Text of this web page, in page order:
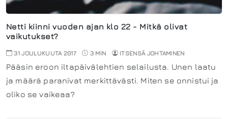
Netti kiinni vuoden ajan klo 22 - Mitkä olivat
vaikutukset?
31 JOULUKUUTA 2017 3 MIN ITSENSÄ JOHTAMINEN
Pääsin eroon iltapäivälehtien selailusta. Unen laatu
ja määrä paranivat merkittävästi. Miten se onnistui ja
oliko se vaikeaa?